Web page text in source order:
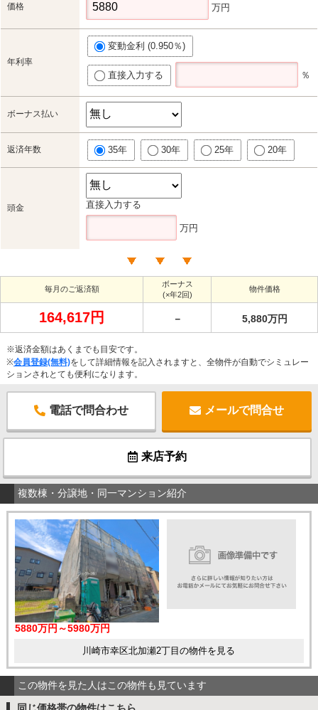
価格 万円
年利率
変動金利 (0.950％)
直接入力する ％
ボーナス払い
返済年数 35年 30年 25年 20年
頭金 直接入力する
万円
毎月のご返済額
ボーナス
(×年2回)
物件価格
164,617円 － 5,880万円
※返済金額はあくまでも目安です。
※会員登録(無料)をして詳細情報を記入されますと、全物件が自動でシミュレー
ションされとても便利になります。
電話で問合わせ メールで問合せ
来店予約
複数棟・分譲地・同一マンション紹介
5880万円～5980万円
川崎市幸区北加瀬2丁目の物件を見る
この物件を見た人はこの物件も見ています
同じ価格帯の物件はこちら